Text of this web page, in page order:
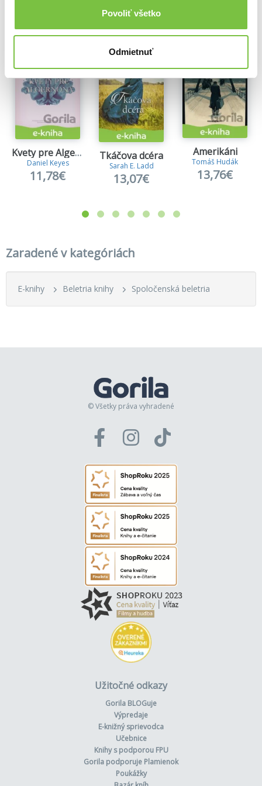
Povoliť všetko
Odmietnuť
Viac z tejto kategórie
Kvety pre Algernona
Daniel Keyes
11,78€
Tkáčova dcéra
Sarah E. Ladd
13,07€
Amerikáni
Tomáš Hudák
13,76€
Zaradené v kategóriách
E-knihy Beletria knihy Spoločenská beletria
© Všetky práva vyhradené
Užitočné odkazy
Gorila BLOGuje
Výpredaje
E-knižný sprievodca
Učebnice
Knihy s podporou FPU
Gorila podporuje Plamienok
Poukážky